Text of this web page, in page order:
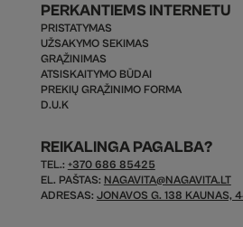
PERKANTIEMS INTERNETU
PRISTATYMAS
UŽSAKYMO SEKIMAS
GRĄŽINIMAS
ATSISKAITYMO BŪDAI
PREKIŲ GRĄŽINIMO FORMA
D.U.K
REIKALINGA PAGALBA?
TEL.: +370 686 85425
EL. PAŠTAS: NAGAVITA@NAGAVITA.LT
ADRESAS: JONAVOS G. 138 KAUNAS,